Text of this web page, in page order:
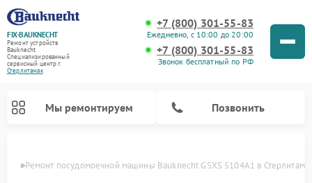
FIX-BAUKNECHT
Ремонт устройств
Bauknecht
Специализированный
cервисный центр г.
Стерлитамак
+7 (800) 301-55-83
Ежедневно, с 10:00 до 20:00
+7 (800) 301-55-83
Звонок бесплатный по РФ
Мы ремонтируем Позвонить
Ремонт посудомоечной машины Bauknecht GSXS 5104A1 в